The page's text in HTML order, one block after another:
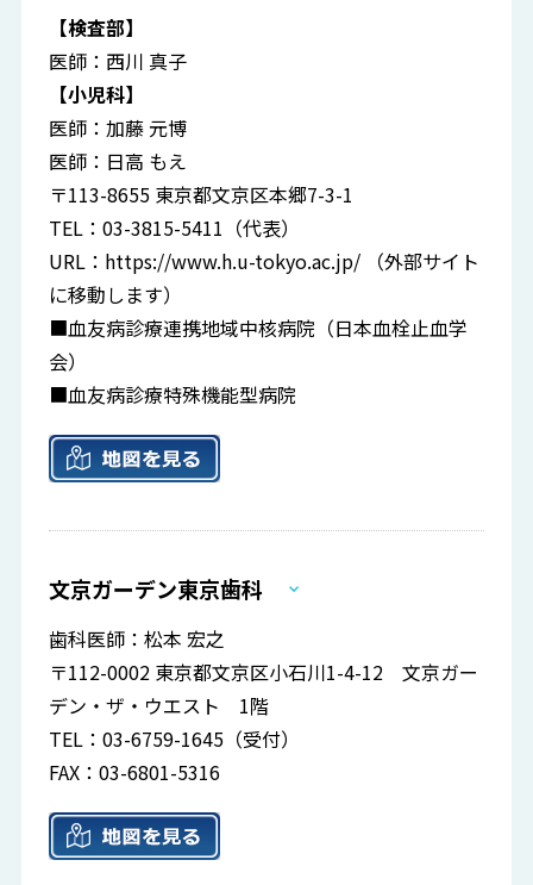
【検査部】
医師：西川 真子
【小児科】
医師：加藤 元博
医師：日高 もえ
〒113-8655 東京都文京区本郷7-3-1
TEL：03-3815-5411（代表）
URL： https://www.h.u-tokyo.ac.jp/ （外部サイト
に移動します）
■血友病診療連携地域中核病院（日本血栓止血学
会）
■血友病診療特殊機能型病院
文京ガーデン東京歯科
歯科医師：松本 宏之
〒112-0002 東京都文京区小石川1-4-12 文京ガー
デン・ザ・ウエスト 1階
TEL：03-6759-1645（受付）
FAX：03-6801-5316